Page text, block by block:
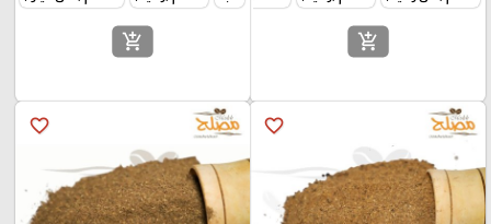
add_shopping_cart
add_shopping_cart
favorite_border
favorite_border